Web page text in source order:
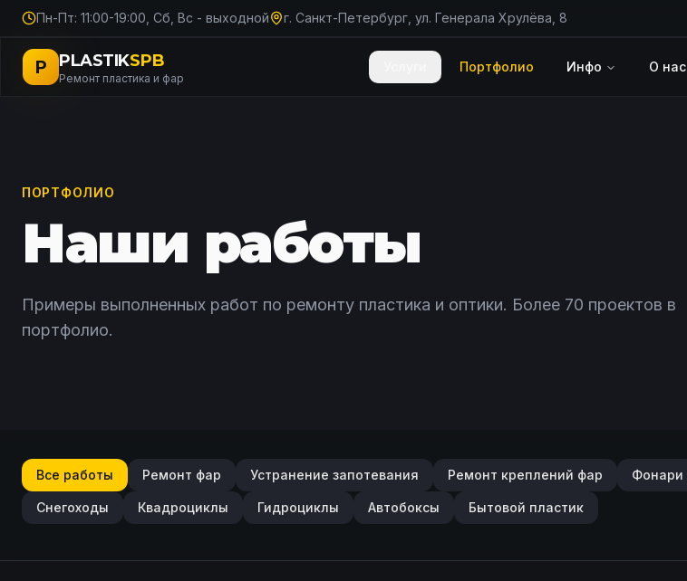
Пн-Пт: 11:00-19:00, Сб, Вс - выходной г. Санкт-Петербург, ул. Генерала Хрулёва, 8
P PLASTIKSPB
Ремонт пластика и фар
Портфолио Инфо О нас
ПОРТФОЛИО
Наши работы
Примеры выполненных работ по ремонту пластика и оптики. Более 70 проектов в
портфолио.
Все работы Ремонт фар Устранение запотевания Ремонт креплений фар Фонари
Снегоходы Квадроциклы Гидроциклы Автобоксы Бытовой пластик